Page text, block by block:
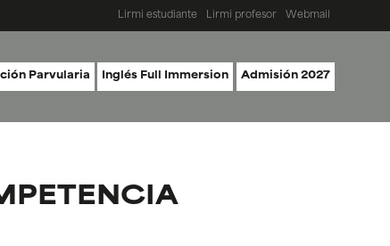
Lirmi estudiante Lirmi profesor Webmail
Parvularia Inglés Full Immersion Admisión 2027